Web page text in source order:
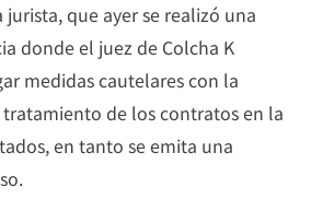
que ayer se realizó una
donde el juez de Colcha K
medidas cautelares con la
de los contratos en la
en tanto se emita una